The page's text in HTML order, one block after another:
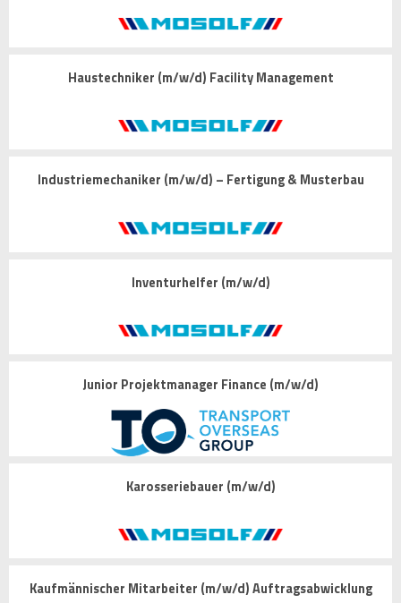
Haustechniker (m/w/d) Facility Management
Industriemechaniker (m/w/d) – Fertigung & Musterbau
Inventurhelfer (m/w/d)
Junior Projektmanager Finance (m/w/d)
Karosseriebauer (m/w/d)
Kaufmännischer Mitarbeiter (m/w/d) Auftragsabwicklung